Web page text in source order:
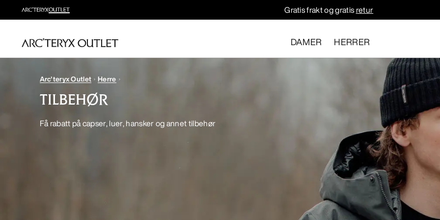
Gratis frakt og gratisretur
DAMER HERRER
Arc'teryx Outlet Herre
TILBEHØR
Få rabatt på capser, luer, hansker og annet tilbehør